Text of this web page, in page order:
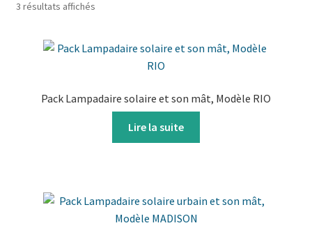
3 résultats affichés
Pack Lampadaire solaire et son mât, Modèle RIO
Lire la suite